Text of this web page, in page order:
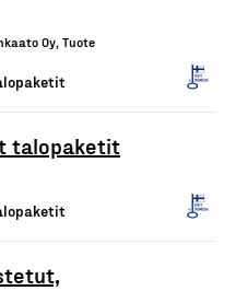
Oy, Tuote
talopaketit